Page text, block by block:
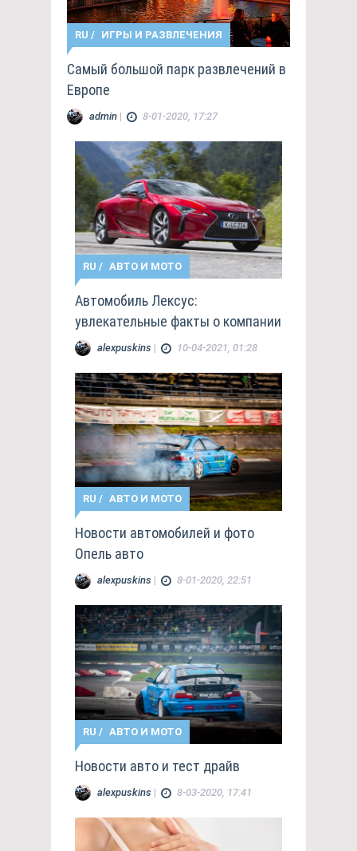
RU / ИГРЫ И РАЗВЛЕЧЕНИЯ
Самый большой парк развлечений в
Европе
admin | 8-01-2020, 17:27
RU / АВТО И МОТО
Автомобиль Лексус:
увлекательные факты о компании
alexpuskins | 10-04-2021, 01:28
RU / АВТО И МОТО
Новости автомобилей и фото
Опель авто
alexpuskins | 8-01-2020, 22:51
RU / АВТО И МОТО
Новости авто и тест драйв
alexpuskins | 8-03-2020, 17:41